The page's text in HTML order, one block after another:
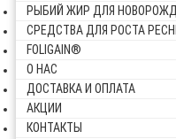
РЫБИЙ ЖИР ДЛЯ
СРЕДСТВА ДЛЯ РОСТА
FOLIGAIN®
О НАС
ДОСТАВКА И ОПЛАТА
АКЦИИ
КОНТАКТЫ